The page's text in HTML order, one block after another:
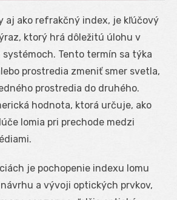
aj ako refrakčný index, je kľúčový
ktorý hrá dôležitú úlohu v
Tento termín sa týka
prostredia zmeniť smer svetla,
prostredia do druhého.
hodnota, ktorá určuje, ako
lomia pri prechode medzi
je pochopenie indexu lomu
a vývoji optických prvkov,